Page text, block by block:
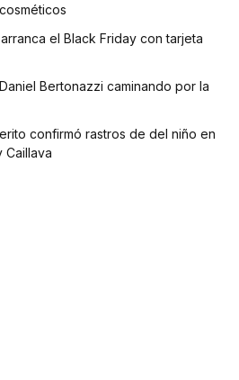
el Black Friday con tarjeta
Bertonazzi caminando por la
confirmó rastros de del niño en
Caillava